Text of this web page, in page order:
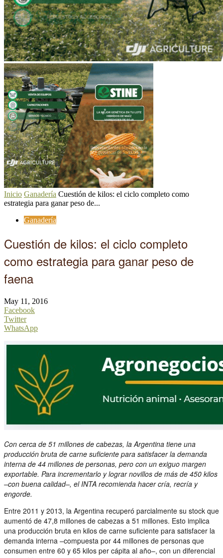
Inicio Ganadería Cuestión de kilos: el ciclo completo como
estrategia para ganar peso de...
Ganadería
Cuestión de kilos: el ciclo completo
como estrategia para ganar peso de
faena
May 11, 2016
Facebook
Twitter
WhatsApp
Con cerca de 51 millones de cabezas, la Argentina tiene una
producción bruta de carne suficiente para satisfacer la demanda
interna de 44 millones de personas, pero con un exiguo margen
exportable. Para incrementarlo y lograr novillos de más de 450 kilos
–con buena calidad–, el INTA recomienda hacer cría, recría y
engorde.
Entre 2011 y 2013, la Argentina recuperó parcialmente su stock que
aumentó de 47,8 millones de cabezas a 51 millones. Esto implica
una producción bruta en kilos de carne suficiente para satisfacer la
demanda interna –compuesta por 44 millones de personas que
consumen entre 60 y 65 kilos per cápita al año–, con un diferencial